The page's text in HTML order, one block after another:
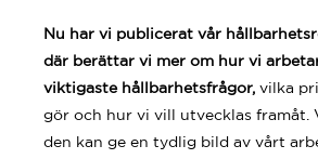
Nu har vi publicerat vår
där berättar vi mer om hur vi
viktigaste hållbarhetsfrågor, vilka
gör och hur vi vill utvecklas framåt.
den kan ge en tydlig bild av vårt